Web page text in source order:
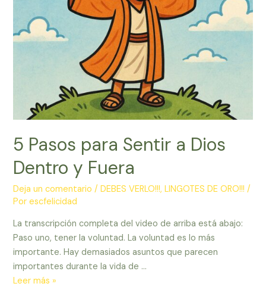
5 Pasos para Sentir a Dios
Dentro y Fuera
Deja un comentario /DEBES VERLO!!!,LINGOTES DE ORO!!! /
Porescfelicidad
La transcripción completa del video de arriba está abajo:
Paso uno, tener la voluntad. La voluntad es lo más
importante. Hay demasiados asuntos que parecen
importantes durante la vida de …
5
Leer más »